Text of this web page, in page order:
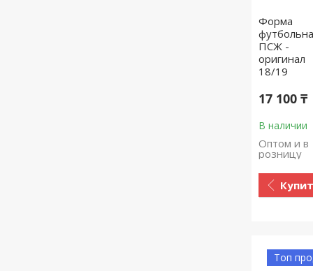
Форма
ПСЖ -
оригинал
18/19
17 100 ₸
В наличии
Оптом и в
розницу
Топ